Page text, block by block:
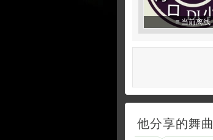
当前离线
他分享的舞曲